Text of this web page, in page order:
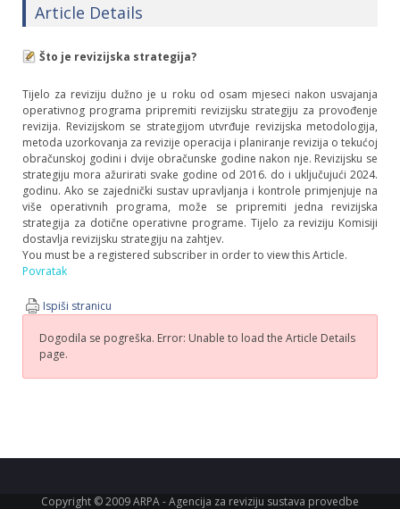
Article Details
Što je revizijska strategija?
Tijelo za reviziju dužno je u roku od osam mjeseci nakon usvajanja
operativnog programa pripremiti revizijsku strategiju za provođenje
revizija. Revizijskom se strategijom utvrđuje revizijska metodologija,
metoda uzorkovanja za revizije operacija i planiranje revizija o tekućoj
obračunskoj godini i dvije obračunske godine nakon nje. Revizijsku se
strategiju mora ažurirati svake godine od 2016. do i uključujući 2024.
godinu. Ako se zajednički sustav upravljanja i kontrole primjenjuje na
više operativnih programa, može se pripremiti jedna revizijska
strategija za dotične operativne programe. Tijelo za reviziju Komisiji
dostavlja revizijsku strategiju na zahtjev.
You must be a registered subscriber in order to view this Article.
Povratak
Ispiši stranicu
Dogodila se pogreška. Error: Unable to load the Article Details
page.
Copyright © 2009 ARPA - Agencija za reviziju sustava provedbe